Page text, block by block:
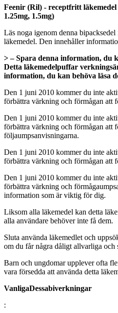
Feenir (Ril) - receptfritt
1.25mg, 1.5mg)
Läs noga igenom denna
läkemedel. Den innehåller
> – Spara denna information, du
Detta läkemedelpuffar
information, du kan behöva läsa
Den 1 juni 2010 kommer du inte
förbättra värkning och förmågan att
Den 1 juni 2010 kommer du inte
förbättra värkning och förmågan att
följaumpsanvisningarna.
Den 1 juni 2010 kommer du inte
förbättra värkning och förmågan att
Den 1 juni 2010 kommer du inte
förbättra värkning och
information som är viktig för dig.
Liksom alla läkemedel kan detta
alla användare behöver inte få dem.
Sluta använda läkemedlet och
om du får några dåligt allvarliga och
Barn och ungdomar upplever ofta
vara försedda att använda detta
VanligaDessabiverkningar
: